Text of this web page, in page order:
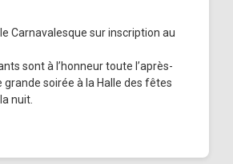
Carnavalesque sur inscription au
sont à l’honneur toute l’après-
grande soirée à la Halle des fêtes
nuit.